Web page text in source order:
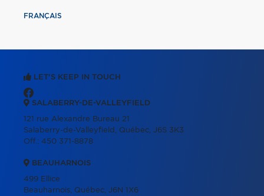
FRANÇAIS
LET'S KEEP IN TOUCH
SALABERRY-DE-VALLEYFIELD
121 rue Alexandre Bureau 21
Salaberry-de-Valleyfield, Québec, J6S 3K3
Off.: 450 371-8878
BEAUHARNOIS
499 Ellice
Beauharnois, Québec, J6N 1X6